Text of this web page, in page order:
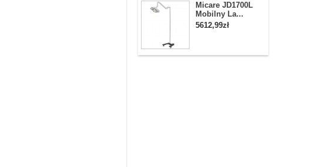
Micare JD1700L
Mobilny La...
5612,99zł